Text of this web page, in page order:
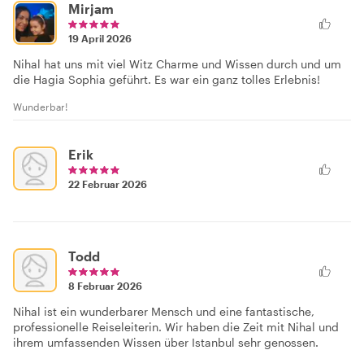
Mirjam
19 April 2026
Nihal hat uns mit viel Witz Charme und Wissen durch und um
die Hagia Sophia geführt. Es war ein ganz tolles Erlebnis!
Wunderbar!
Erik
22 Februar 2026
Todd
8 Februar 2026
Nihal ist ein wunderbarer Mensch und eine fantastische,
professionelle Reiseleiterin. Wir haben die Zeit mit Nihal und
ihrem umfassenden Wissen über Istanbul sehr genossen.